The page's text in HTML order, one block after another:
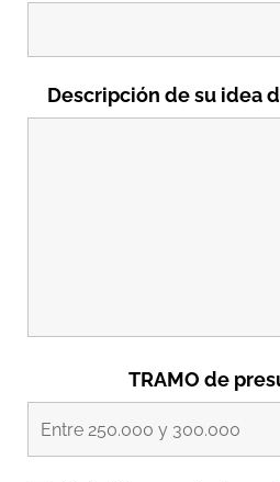
Descripción de su idea
TRAMO de